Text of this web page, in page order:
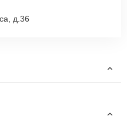
д.36